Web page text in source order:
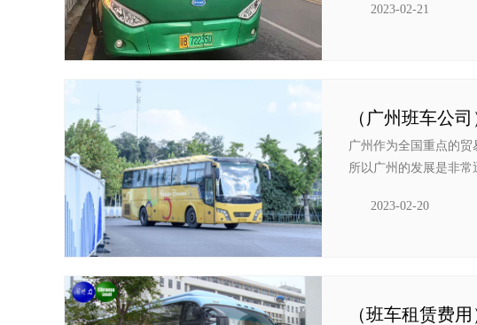
2023-02-21
（广州班车公
广州作为全国重点的贸
所以广州的发展是非
2023-02-20